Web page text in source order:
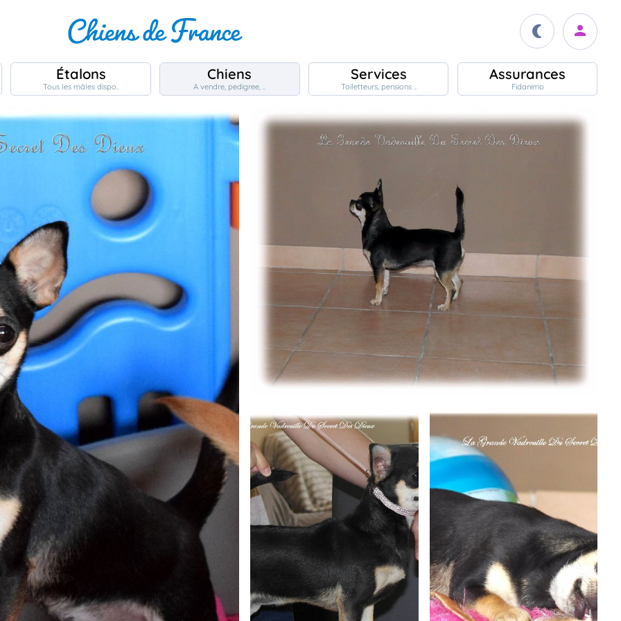
Étalons
Tous les mâles dispo..
Chiens
A vendre, pedigree, ..
Services
Toiletteurs, pensions ..
Assurances
Fidanimo